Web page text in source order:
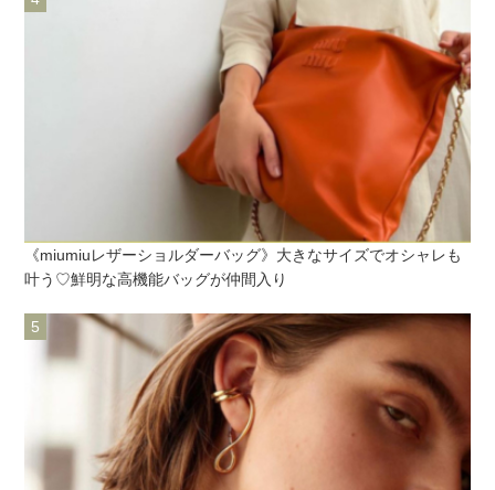
《miumiuレザーショルダーバッグ》大きなサイズでオシャレも
叶う♡鮮明な高機能バッグが仲間入り